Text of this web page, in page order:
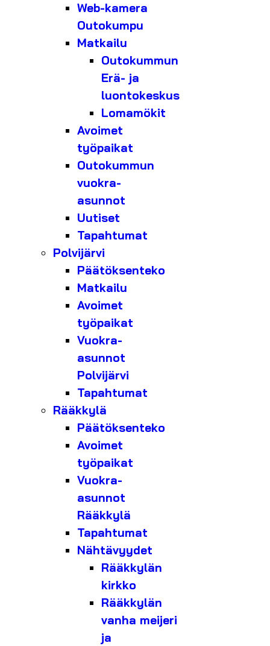
Web-kamera
Outokumpu
Matkailu
Outokummun
Erä- ja
luontokeskus
Lomamökit
Avoimet
työpaikat
Outokummun
vuokra-
asunnot
Uutiset
Tapahtumat
Polvijärvi
Päätöksenteko
Matkailu
Avoimet
työpaikat
Vuokra-
asunnot
Polvijärvi
Tapahtumat
Rääkkylä
Päätöksenteko
Avoimet
työpaikat
Vuokra-
asunnot
Rääkkylä
Tapahtumat
Nähtävyydet
Rääkkylän
kirkko
Rääkkylän
vanha meijeri
ja